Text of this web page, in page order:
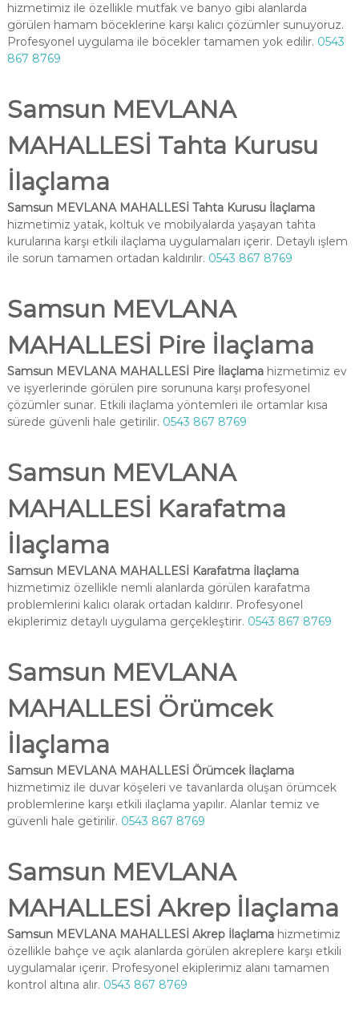
hizmetimiz ile özellikle mutfak ve banyo gibi alanlarda
görülen hamam böceklerine karşı kalıcı çözümler sunuyoruz.
Profesyonel uygulama ile böcekler tamamen yok edilir. 0543
867 8769
Samsun MEVLANA
MAHALLESİ Tahta Kurusu
İlaçlama
Samsun MEVLANA MAHALLESİ Tahta Kurusu İlaçlama
hizmetimiz yatak, koltuk ve mobilyalarda yaşayan tahta
kurularına karşı etkili ilaçlama uygulamaları içerir. Detaylı işlem
ile sorun tamamen ortadan kaldırılır. 0543 867 8769
Samsun MEVLANA
MAHALLESİ Pire İlaçlama
Samsun MEVLANA MAHALLESİ Pire İlaçlamahizmetimiz ev
ve işyerlerinde görülen pire sorununa karşı profesyonel
çözümler sunar. Etkili ilaçlama yöntemleri ile ortamlar kısa
sürede güvenli hale getirilir. 0543 867 8769
Samsun MEVLANA
MAHALLESİ Karafatma
İlaçlama
Samsun MEVLANA MAHALLESİ Karafatma İlaçlama
hizmetimiz özellikle nemli alanlarda görülen karafatma
problemlerini kalıcı olarak ortadan kaldırır. Profesyonel
ekiplerimiz detaylı uygulama gerçekleştirir. 0543 867 8769
Samsun MEVLANA
MAHALLESİ Örümcek
İlaçlama
Samsun MEVLANA MAHALLESİ Örümcek İlaçlama
hizmetimiz ile duvar köşeleri ve tavanlarda oluşan örümcek
problemlerine karşı etkili ilaçlama yapılır. Alanlar temiz ve
güvenli hale getirilir. 0543 867 8769
Samsun MEVLANA
MAHALLESİ Akrep İlaçlama
Samsun MEVLANA MAHALLESİ Akrep İlaçlamahizmetimiz
özellikle bahçe ve açık alanlarda görülen akreplere karşı etkili
uygulamalar içerir. Profesyonel ekiplerimiz alanı tamamen
kontrol altına alır. 0543 867 8769